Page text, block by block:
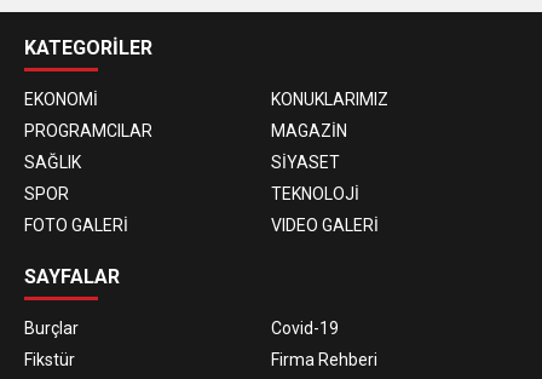
KATEGORİLER
EKONOMİ
KONUKLARIMIZ
PROGRAMCILAR
MAGAZİN
SAĞLIK
SİYASET
SPOR
TEKNOLOJİ
FOTO GALERİ
VIDEO GALERİ
SAYFALAR
Burçlar
Covid-19
Fikstür
Firma Rehberi